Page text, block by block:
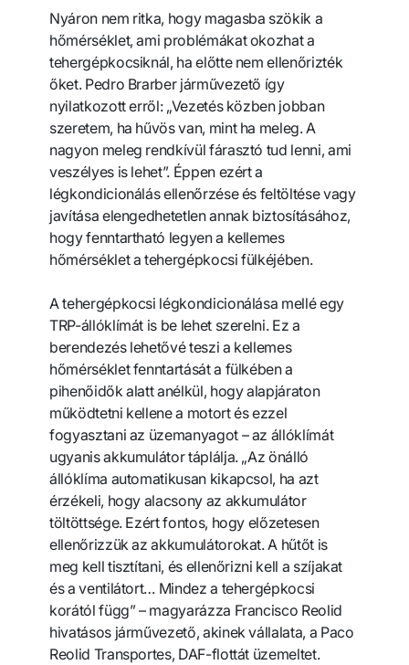
Nyáron nem ritka, hogy magasba szökik a
hőmérséklet, ami problémákat okozhat a
tehergépkocsiknál, ha előtte nem ellenőrizték
őket. Pedro Brarber járművezető így
nyilatkozott erről: „Vezetés közben jobban
szeretem, ha hűvös van, mint ha meleg. A
nagyon meleg rendkívül fárasztó tud lenni, ami
veszélyes is lehet”. Éppen ezért a
légkondicionálás ellenőrzése és feltöltése vagy
javítása elengedhetetlen annak biztosításához,
hogy fenntartható legyen a kellemes
hőmérséklet a tehergépkocsi fülkéjében.
A tehergépkocsi légkondicionálása mellé egy
TRP-állóklímát is be lehet szerelni. Ez a
berendezés lehetővé teszi a kellemes
hőmérséklet fenntartását a fülkében a
pihenőidők alatt anélkül, hogy alapjáraton
működtetni kellene a motort és ezzel
fogyasztani az üzemanyagot – az állóklímát
ugyanis akkumulátor táplálja. „Az önálló
állóklíma automatikusan kikapcsol, ha azt
érzékeli, hogy alacsony az akkumulátor
töltöttsége. Ezért fontos, hogy előzetesen
ellenőrizzük az akkumulátorokat. A hűtőt is
meg kell tisztítani, és ellenőrizni kell a szíjakat
és a ventilátort… Mindez a tehergépkocsi
korától függ” – magyarázza Francisco Reolid
hivatásos járművezető, akinek vállalata, a Paco
Reolid Transportes, DAF-flottát üzemeltet.